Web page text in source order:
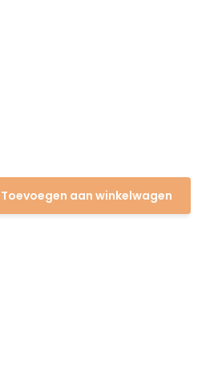
Toevoegen aan winkelwagen